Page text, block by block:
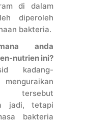
di dalam
diperoleh
bakteria.
anda
nutrien ini?
kadang-
tersebut
jadi, tetapi
bakteria